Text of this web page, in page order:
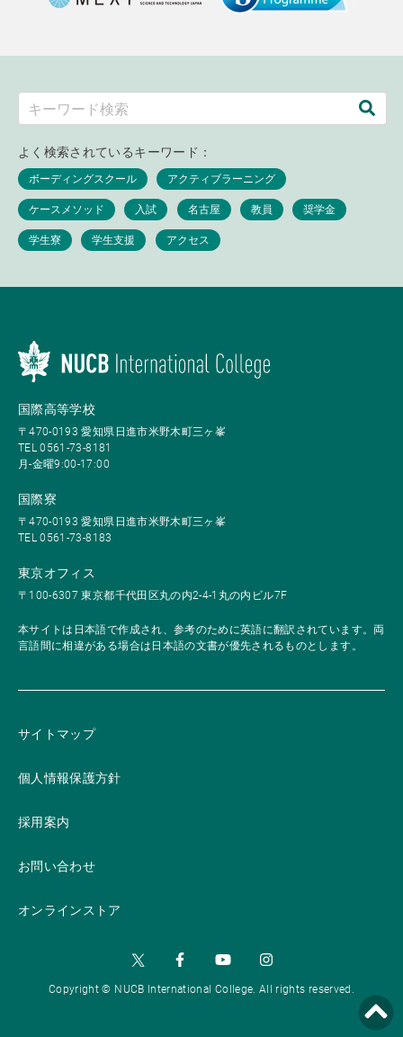
よく検索されているキーワード：
国際高等学校
〒470-0193 愛知県日進市米野木町三ヶ峯
TEL 0561-73-8181
月-金曜9:00-17:00
国際寮
〒470-0193 愛知県日進市米野木町三ヶ峯
TEL 0561-73-8183
東京オフィス
〒100-6307 東京都千代田区丸の内2-4-1丸の内ビル7F
本サイトは日本語で作成され、参考のために英語に翻訳されています。両
言語間に相違がある場合は日本語の文書が優先されるものとします。
サイトマップ
個人情報保護方針
採用案内
お問い合わせ
オンラインストア
Copyright © NUCB International College. All rights reserved.